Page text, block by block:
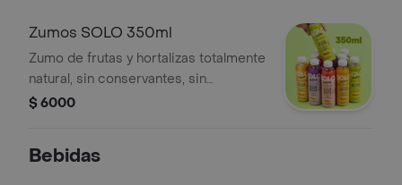
Zumos SOLO 350ml
Zumo de frutas y hortalizas totalmente
natural, sin conservantes, sin
preservativos. procesado en
$ 6000
Bebidas